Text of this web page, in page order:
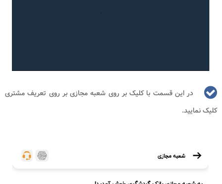
در این قسمت با کلیک بر روی شعبه مجازی بر روی تعریف مشتری
کلیک نمایید.